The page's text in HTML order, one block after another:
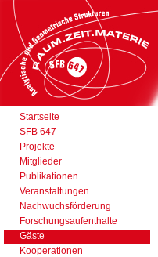
Startseite
SFB 647
Projekte
Mitglieder
Publikationen
Veranstaltungen
Nachwuchsförderung
Forschungsaufenthalte
Gäste
Kooperationen